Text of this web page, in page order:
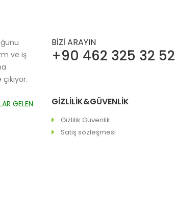
ve iş
GELEN
BİZİ ARAYIN
+90 462 325 32 52
GİZLİLİK&GÜVENLİK
Gizlilik Güvenlik
Satış sözleşmesi